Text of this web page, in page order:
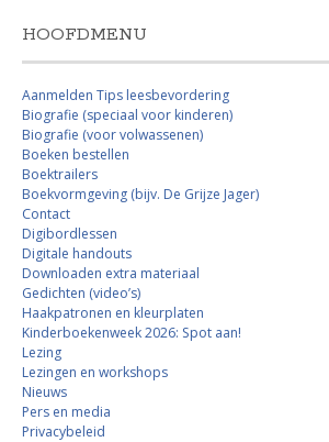
HOOFDMENU
Aanmelden Tips leesbevordering
Biografie (speciaal voor kinderen)
Biografie (voor volwassenen)
Boeken bestellen
Boektrailers
Boekvormgeving (bijv. De Grijze Jager)
Contact
Digibordlessen
Digitale handouts
Downloaden extra materiaal
Gedichten (video’s)
Haakpatronen en kleurplaten
Kinderboekenweek 2026: Spot aan!
Lezing
Lezingen en workshops
Nieuws
Pers en media
Privacybeleid